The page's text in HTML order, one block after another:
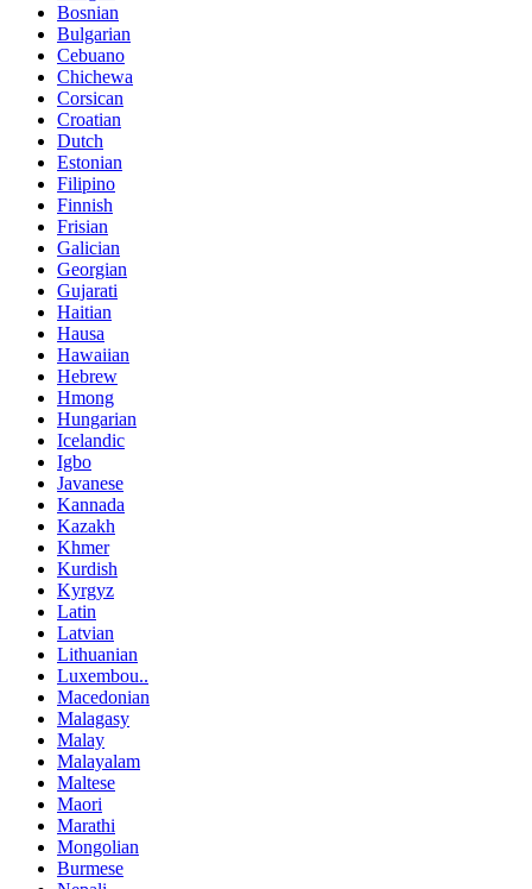
Bosnian
Bulgarian
Cebuano
Chichewa
Corsican
Croatian
Dutch
Estonian
Filipino
Finnish
Frisian
Galician
Georgian
Gujarati
Haitian
Hausa
Hawaiian
Hebrew
Hmong
Hungarian
Icelandic
Igbo
Javanese
Kannada
Kazakh
Khmer
Kurdish
Kyrgyz
Latin
Latvian
Lithuanian
Luxembou..
Macedonian
Malagasy
Malay
Malayalam
Maltese
Maori
Marathi
Mongolian
Burmese